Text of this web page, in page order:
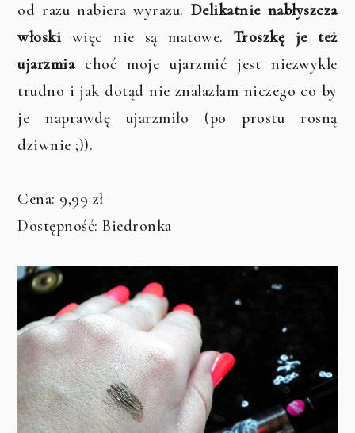
od razu nabiera wyrazu. Delikatnie nabłyszcza
włoski więc nie są matowe. Troszkę je też
ujarzmia choć moje ujarzmić jest niezwykle
trudno i jak dotąd nie znalazłam niczego co by
je naprawdę ujarzmiło (po prostu rosną
dziwnie ;)).
Cena: 9,99 zł
Dostępność: Biedronka